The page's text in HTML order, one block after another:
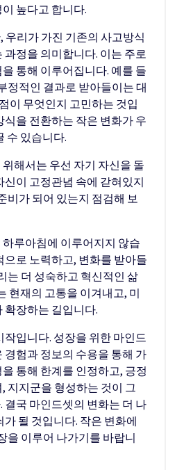
높다고 합니다.
우리가 가진 기존의 사고방식
과정을 의미합니다. 이는 주로
통해 이루어집니다. 예를 들
정적인 결과로 받아들이는 대
이 무엇인지 고민하는 것입
식을 전환하는 작은 변화가 우
수 있습니다.
해서는 우선 자기 자신을 돌
신이 고정관념 속에 갇혀있지
비가 되어 있는지 점검해 보
루아침에 이루어지지 않습
으로 노력하고, 변화를 받아들
는 더 성숙하고 혁신적인 삶
현재의 고통을 이겨내고, 미
확장하는 길입니다.
작입니다. 성장을 위한 마인드
경험과 정보의 수용을 통해 가
통해 한계를 인정하고, 긍정
지지군을 형성하는 것이 그
결국 마인드셋의 변화는 더 나
될 것입니다. 작은 변화에
을 이루어 나가기를 바랍니